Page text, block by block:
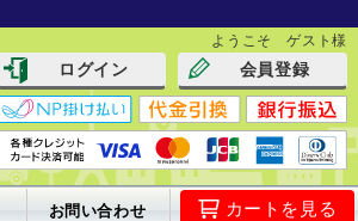
ようこそ ゲスト様
ログイン 会員登録
お問い合わせ カートを見る